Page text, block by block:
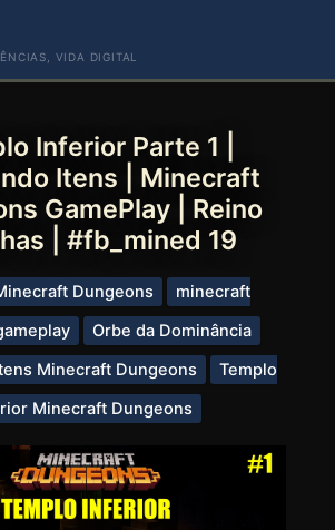
VIDA DIGITAL
Inferior Parte 1 |
Itens | Minecraft
GamePlay | Reino
| #fb_mined 19
Dungeons
minecraft
Orbe da Dominância
Minecraft Dungeons
Templo
Minecraft Dungeons